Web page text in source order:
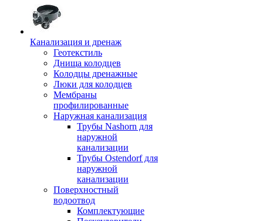
Канализация и дренаж
Геотекстиль
Днища колодцев
Колодцы дренажные
Люки для колодцев
Мембраны
профилированные
Наружная канализация
Трубы Nashorn для
наружной
канализации
Трубы Ostendorf для
наружной
канализации
Поверхностный
водоотвод
Комплектующие